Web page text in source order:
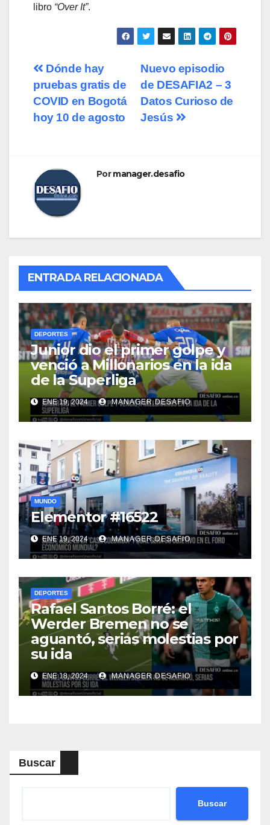
libro “Over It”.
Navegación
de
entradas
Nuevo episodio
de DESAFIA2 – 3
Datos Curioso de
Jesús
Dónde hay
pruebas gratis de
COVID en Bogotá
hoy 10 de agosto
Pormanager.desafio
ENTRADA RELACIONADA
DEPORTES
Junior dio el primer golpe y
venció a Millonarios en la ida
de la Superliga
ENE 19, 2024 MANAGER.DESAFIO
MUNDO
Elementor #16522
ENE 19, 2024 MANAGER.DESAFIO
DEPORTES
Rafael Santos Borré: el
Werder Bremen no se
aguantó, serias molestias por
su ida
ENE 18, 2024 MANAGER.DESAFIO
Buscar
Buscar